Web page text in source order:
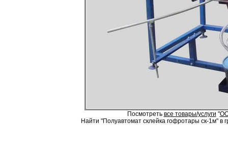
Посмотреть все товары/услуги "
Найти "Полуавтомат склейка гофротары ск-1м" в